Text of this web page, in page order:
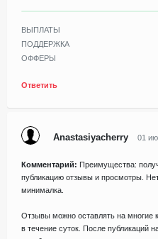
ВЫПЛАТЫ
ПОДДЕРЖКА
ОФФЕРЫ
Ответить
Anastasiyacherry 01
Комментарий: Преимущества:
публикацию отзывы и просмотры.
минималка.
Отзывы можно оставлять на многие
в течение суток. После публикаций